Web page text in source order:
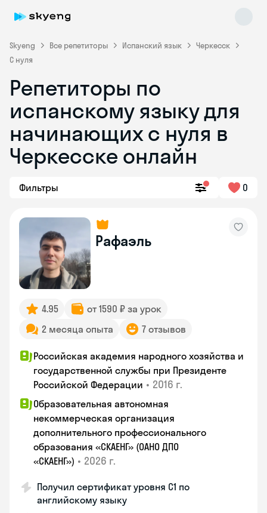
Skyeng Все репетиторы Испанский язык
Черкесск
С нуля
Репетиторы по
испанскому языку для
начинающих с нуля в
Черкесске онлайн
Фильтры 0
Рафаэль
4.95
от 1590 ₽ за урок
2 месяца опыта
7 отзывов
Российская академия народного хозяйства и
государственной службы при Президенте
Российской Федерации • 2016 г.
Образовательная автономная
некоммерческая организация
дополнительного профессионального
образования «СКАЕНГ» (ОАНО ДПО
«СКАЕНГ») • 2026 г.
Получил сертификат уровня С1 по
английскому языку
Skyeng Chat